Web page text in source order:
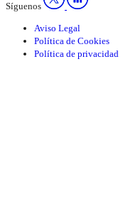
Síguenos
Aviso Legal
Política de Cookies
Política de privacidad